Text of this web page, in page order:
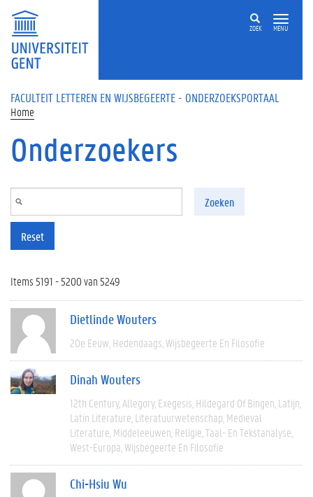
Overslaan en naar de inhoud gaan
ZOEK MENU
FACULTEIT LETTEREN EN WIJSBEGEERTE - ONDERZOEKSPORTAAL
Home
Onderzoekers
Zoeken
Reset
Items 5191 - 5200 van 5249
Dietlinde Wouters
20e Eeuw Hedendaags Wijsbegeerte En Filosofie
Dinah Wouters
12th Century Allegory Exegesis Hildegard Of Bingen Latijn
Latin Literature Literatuurwetenschap Medieval
Literature Middeleeuwen Religie Taal- En Tekstanalyse
West-Europa Wijsbegeerte En Filosofie
Chi-Hsiu Wu